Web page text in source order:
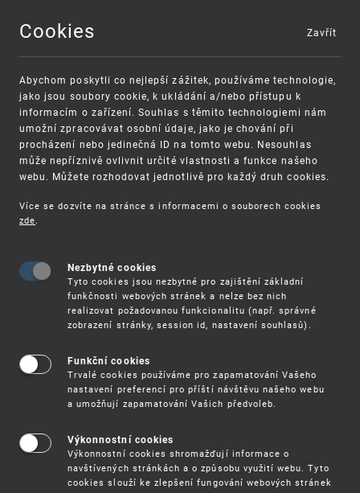
MENU
UPV
13. 3. – Online seminář: Databáze
Patentscope
Úřad průmyslového vlastnictví pořádá pro zájemce
studentů i širší veřejnosti online seminář k
patentové databáziPatentscope .
V průběhu semináře se účastníci seznámí s
-- Termín: 13. 3. 2024 od 9,00 h
Účast na semináři jezdarma.
Cookies
Abychom poskytli co nejlepší zážitek, používáme technologie,
jako jsou soubory cookie, k ukládání a/nebo přístupu k
informacím o zařízení. Souhlas s těmito technologiemi nám
umožní zpracovávat osobní údaje, jako je chování při
procházení nebo jedinečná ID na tomto webu. Nesouhlas
může nepříznivě ovlivnit určité vlastnosti a funkce našeho
webu. Můžete rozhodovat jednotlivě pro každý druh cookies.
Více se dozvíte na stránce s informacemi o souborech cookies
zde.
Nezbytné cookies
Tyto cookies jsou nezbytné pro zajištění základní
funkčnosti webových stránek a nelze bez nich
realizovat požadovanou funkcionalitu (např. správné
zobrazení stránky, session id, nastavení souhlasů).
Funkční cookies
Trvalé cookies používáme pro zapamatování Vašeho
nastavení preferencí pro příští návštěvu našeho webu
a umožňují zapamatování Vašich předvoleb.
Výkonnostní cookies
Výkonnostní cookies shromažďují informace o
navštívených stránkách a o způsobu využití webu. Tyto
cookies slouží ke zlepšení fungování webových stránek
Zavřít